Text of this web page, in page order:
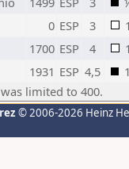
0 ESP 3
1700 ESP 4
1931 ESP 4,5
limited to 400.
© 2006-2026 Heinz